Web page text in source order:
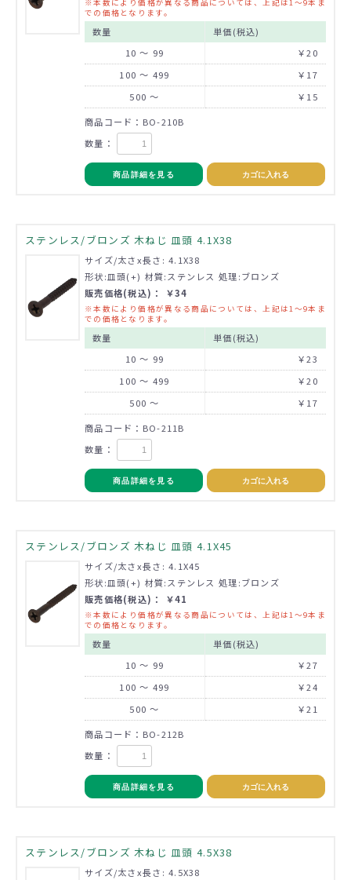
※本数により価格が異なる商品については、上記は1～9本ま
での価格となります。
数量
単価(税込)
10 ～ 99
￥20
100 ～ 499
￥17
500 ～
￥15
商品コード：BO-210B
数量：
商品詳細を見る カゴに入れる
ステンレス/ブロンズ 木ねじ 皿頭 4.1X38
サイズ/太さx長さ: 4.1X38
形状:皿頭(+) 材質:ステンレス 処理:ブロンズ
販売価格(税込)： ￥34
※本数により価格が異なる商品については、上記は1～9本ま
での価格となります。
数量
単価(税込)
10 ～ 99
￥23
100 ～ 499
￥20
500 ～
￥17
商品コード：BO-211B
数量：
商品詳細を見る カゴに入れる
ステンレス/ブロンズ 木ねじ 皿頭 4.1X45
サイズ/太さx長さ: 4.1X45
形状:皿頭(+) 材質:ステンレス 処理:ブロンズ
販売価格(税込)： ￥41
※本数により価格が異なる商品については、上記は1～9本ま
での価格となります。
数量
単価(税込)
10 ～ 99
￥27
100 ～ 499
￥24
500 ～
￥21
商品コード：BO-212B
数量：
商品詳細を見る カゴに入れる
ステンレス/ブロンズ 木ねじ 皿頭 4.5X38
サイズ/太さx長さ: 4.5X38